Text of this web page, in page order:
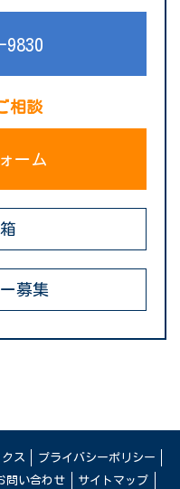
9830
相談
ーム
募集
クス
プライバシーポリシー
問い合わせ サイトマップ